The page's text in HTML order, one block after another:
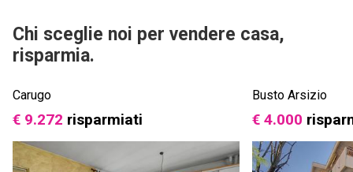
Chi sceglie noi per vendere casa,
risparmia.
Carugo
€ 9.272 risparmiati
Busto Arsizio
€ 4.000